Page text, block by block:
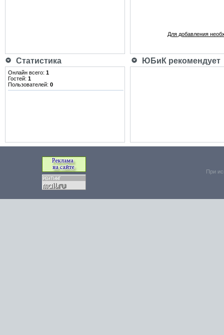
Для добавления
Статистика ЮБиК рекомендует
Онлайн всего: 1
Гостей: 1
Пользователей: 0
При